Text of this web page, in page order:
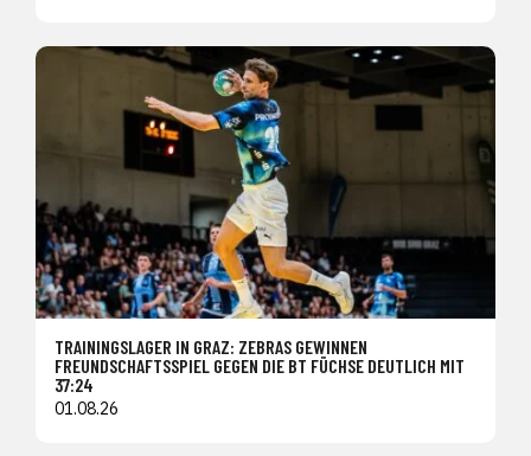
TRAININGSLAGER IN GRAZ: ZEBRAS GEWINNEN
FREUNDSCHAFTSSPIEL GEGEN DIE BT FÜCHSE DEUTLICH MIT
37:24
01.08.26